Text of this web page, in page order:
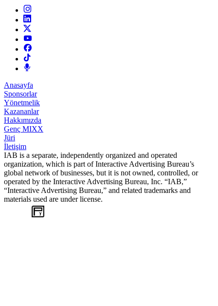
Anasayfa
Sponsorlar
Yönetmelik
Kazananlar
Hakkımızda
Genç MIXX
Jüri
İletişim
IAB is a separate, independently organized and operated
organization, which is part of Interactive Advertising Bureau’s
global network of businesses, but it is not owned, controlled, or
operated by the Interactive Advertising Bureau, Inc. “IAB,”
“Interactive Advertising Bureau,” and related trademarks and
materials used are under license.